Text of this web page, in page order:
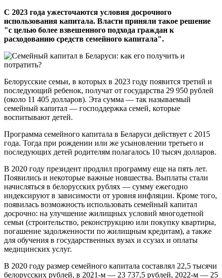
С 2023 года ужесточаются условия досрочного
использования капитала. Власти приняли такое решение
"с целью более взвешенного подхода граждан к
расходованию средств семейного капитала".
Белорусские семьи, в которых в 2023 году появится третий и
последующий ребенок, получат от государства 29 950 рублей
(около 11 405 долларов). Эта сумма — так называемый
семейный капитал — господдержка семей, которые
воспитывают детей.
Программа семейного капитала в Беларуси действует с 2015
года. Тогда при рождении или же усыновлении третьего и
последующих детей родителям полагалось 10 тысяч долларов.
В 2020 году президент продлил программу еще на пять лет.
Появились и некоторые важные новшества. Выплаты стали
начисляться в белорусских рублях — сумму ежегодно
индексируют в зависимости от уровня инфляции. Кроме того,
появилась возможность использовать семейный капитал
досрочно: на улучшение жилищных условий многодетной
семьи (строительство, реконструкцию или покупку квартиры,
погашение задолженности по жилищным кредитам), а также
для обучения в государственных вузах и ссузах и оплаты
медицинских услуг.
В 2020 году размер семейного капитала составлял 22,5 тысячи
белорусских рублей, в 2021-м — 23 737,5 рублей, 2022-м — 25